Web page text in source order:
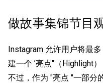
做故事集锦节目
Instagram 允许用户将最
建一个 ’亮点"（Highlight
不过，作为 "亮点 "一部分